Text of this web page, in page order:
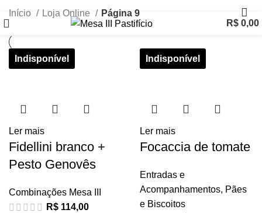
R$ 0,00
Início Loja Online Página 9
Ler mais
Fidellini branco +
Pesto Genovês
Combinações Mesa III
R$ 114,00
Ler mais
Focaccia de tomate
Entradas e
Acompanhamentos, Pães
e Biscoitos